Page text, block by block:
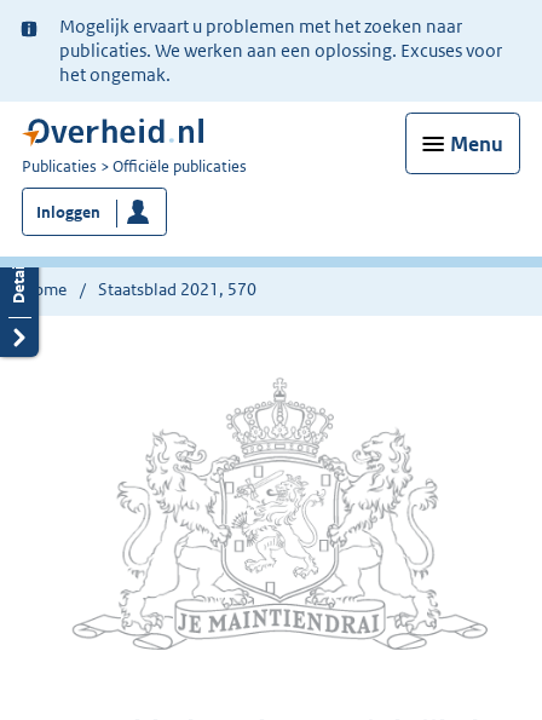
Ter
informatie:
Mogelijk ervaart u problemen met het zoeken naar
publicaties. We werken aan een oplossing. Excuses voor
het ongemak.
Menu
U
bent
nu
hier:
Publicaties Officiële publicaties
Inloggen
Home Staatsblad 2021, 570